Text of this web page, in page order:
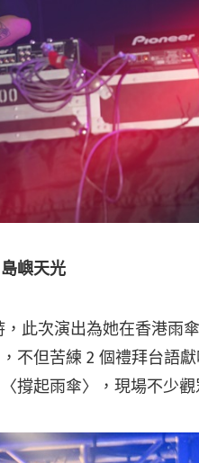
嶼天光
此次演出為她在香港雨
不但苦練 2 個禮拜台語
撐起雨傘〉，現場不少